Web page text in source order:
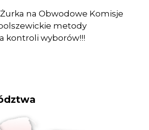
na Obwodowe Komisje
metody
kontroli wyborów!!!